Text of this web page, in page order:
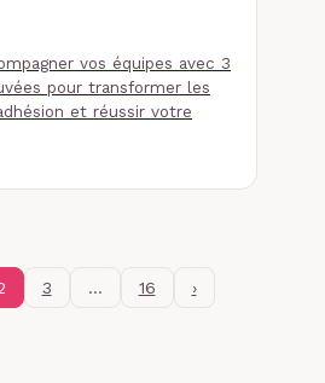
vos équipes avec 3
pour transformer les
et réussir votre
3 … 16 ›